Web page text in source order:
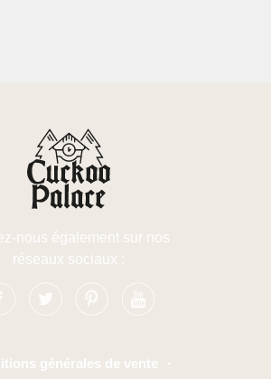
nous également sur nos
réseaux sociaux :
générales de vente
·